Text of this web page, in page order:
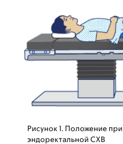
Рисунок 1. Положение
эндоректальной CXB